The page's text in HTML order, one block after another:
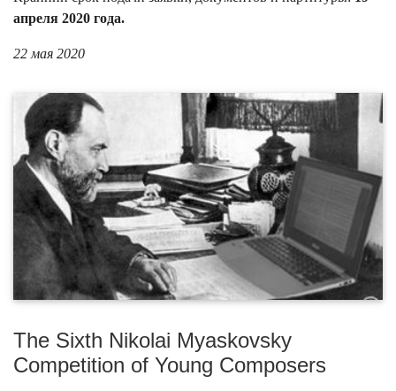
апреля 2020 года.
22 мая 2020
The Sixth Nikolai Myaskovsky
Competition of Young Composers